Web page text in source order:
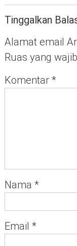
Tinggalkan
Alamat email
Ruas yang
Komentar *
Nama *
Email *